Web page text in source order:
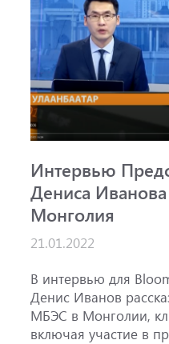
Интервью
Дениса
Монголия
21.01.2022
В интервью для
Денис Иванов
МБЭС в Монголии,
включая участие в